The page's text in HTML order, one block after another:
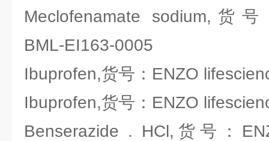
Meclofenamate sodium,货
BML-EI163-0005
Ibuprofen,货号：ENZO
Ibuprofen,货号：ENZO
Benserazide . HCl,货号：